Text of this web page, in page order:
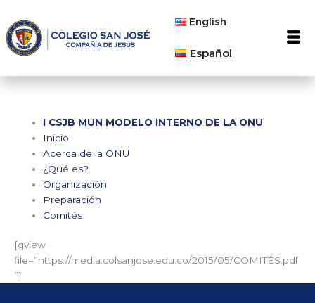
contenido
English
Español
I CSJB MUN MODELO INTERNO DE LA ONU
Inicio
Acerca de la ONU
¿Qué es?
Organización
Preparación
Comités
[gview
file=”https://media.colsanjose.edu.co/2015/05/COMITÉS.pdf
”]